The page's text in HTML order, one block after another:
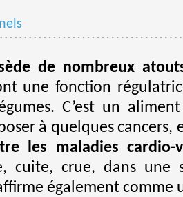
de nombreux
une fonction
C’est un
à quelques
les maladies cardio-
cuite, crue, dans
également